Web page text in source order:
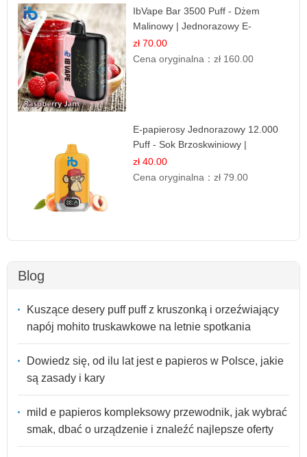
IbVape Bar 3500 Puff - Dżem
Malinowy | Jednorazowy E-
papieros
zł 70.00
Cena oryginalna：zł 160.00
E-papierosy Jednorazowy 12.000
Puff - Sok Brzoskwiniowy |
Owocowa Świeżość
zł 40.00
Cena oryginalna：zł 79.00
Blog
Kuszące desery puff puff z kruszonką i orzeźwiający
napój mohito truskawkowe na letnie spotkania
Dowiedz się, od ilu lat jest e papieros w Polsce, jakie
są zasady i kary
mild e papieros kompleksowy przewodnik, jak wybrać
smak, dbać o urządzenie i znaleźć najlepsze oferty